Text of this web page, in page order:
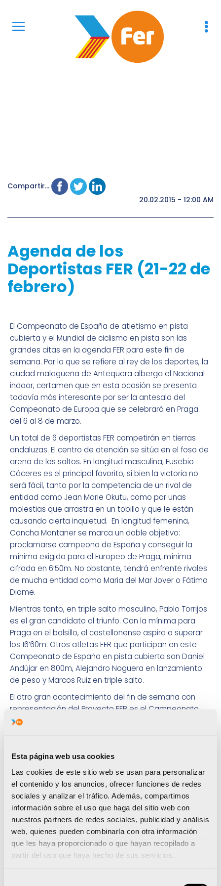
Esta página web usa cookies
Las cookies de este sitio web se usan para personalizar
el contenido y los anuncios, ofrecer funciones de redes
sociales y analizar el tráfico. Además, compartimos
información sobre el uso que haga del sitio web con
nuestros partners de redes sociales, publicidad y análisis
web, quienes pueden combinarla con otra información
que les haya proporcionado o que hayan recopilado a
partir del uso que haya hecho de sus servicios.
Compartir...
20.02.2015 - 12:00 AM
Agenda de los
Deportistas FER (21-22 de
febrero)
El Campeonato de España de atletismo en pista
cubierta y el Mundial de ciclismo en pista son las
grandes citas en la agenda FER para este fin de
semana. Por lo que se refiere al rey de los deportes, la
ciudad malagueña de Antequera alberga el Nacional
indoor, certamen que en esta ocasión se presenta
todavía más interesante por ser la antesala del
Campeonato de Europa que se celebrará en Praga
del 6 al 8 de marzo.
Un total de 6 deportistas FER competirán en tierras
andaluzas. El centro de atención se sitúa en el foso de
arena de los saltos. En longitud masculina, Eusebio
Cáceres es el principal favorito, si bien la victoria no
será fácil, tanto por la competencia de un rival de
entidad como Jean Marie Okutu, como por unas
molestias que arrastra en un tobillo y que le están
causando cierta inquietud. En longitud femenina,
Concha Montaner se marca un doble objetivo:
proclamarse campeona de España y conseguir la
mínima exigida para el Europeo de Praga, mínima
cifrada en 6’50m. No obstante, tendrá enfrente rivales
de mucha entidad como Maria del Mar Jover o Fátima
Diame.
Mientras tanto, en triple salto masculino, Pablo Torrijos
es el gran candidato al triunfo. Con la mínima para
Praga en el bolsillo, el castellonense aspira a superar
los 16’60m. Otros atletas FER que participan en este
Campeonato de España en pista cubierta son Daniel
Andújar en 800m, Alejandro Noguera en lanzamiento
de peso y Marcos Ruiz en triple salto.
El otro gran acontecimiento del fin de semana con
representación del Proyecto FER es el Campeonato
del mundo de ciclismo en pista que se disputa en
prueba de persecución por equipos, modalidad en la
que el equipo español sólo pudo ser décimo,
Sebastián compite este sábado en persecución
individual con la aspiración de terminar entre los 8
primeros.
Además, otros tres deportistas FER afrontan sendas
competiciones internacionales. Por una parte,
después de un 2014 casi en blanco a causa de una
lesión de rodilla, el taekwondista ilicitano Raúl Martinez